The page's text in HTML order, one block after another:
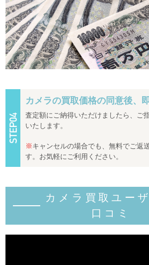
カメラの買取価格の同意後、
査定額にご納得いただけましたら、ご
いたします。
※キャンセルの場合でも、無料でご返
す。お気軽にご利用ください。
カメラ買取ユー
口コミ